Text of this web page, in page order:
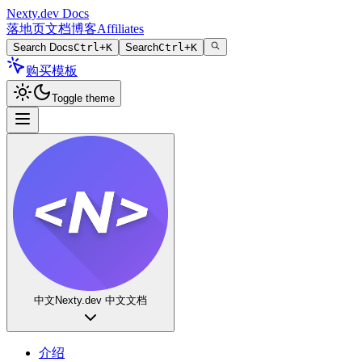
Nexty.dev Docs
落地页文档博客Affiliates
Search DocsCtrl+K SearchCtrl+K
购买模板
Toggle theme
中文 Nexty.dev 中文文档
介绍